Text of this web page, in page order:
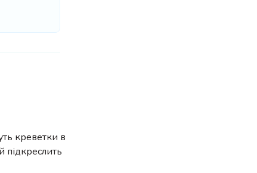
креветки в
підкреслить